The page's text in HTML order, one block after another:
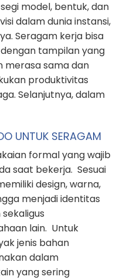
model, bentuk, dan
dalam dunia instansi,
Seragam kerja bisa
tampilan yang
merasa sama dan
produktivitas
Selanjutnya, dalam
UNTUK SERAGAM
formal yang wajib
saat bekerja. Sesuai
design, warna,
menjadi identitas
lain. Untuk
jenis bahan
dalam
yang sering